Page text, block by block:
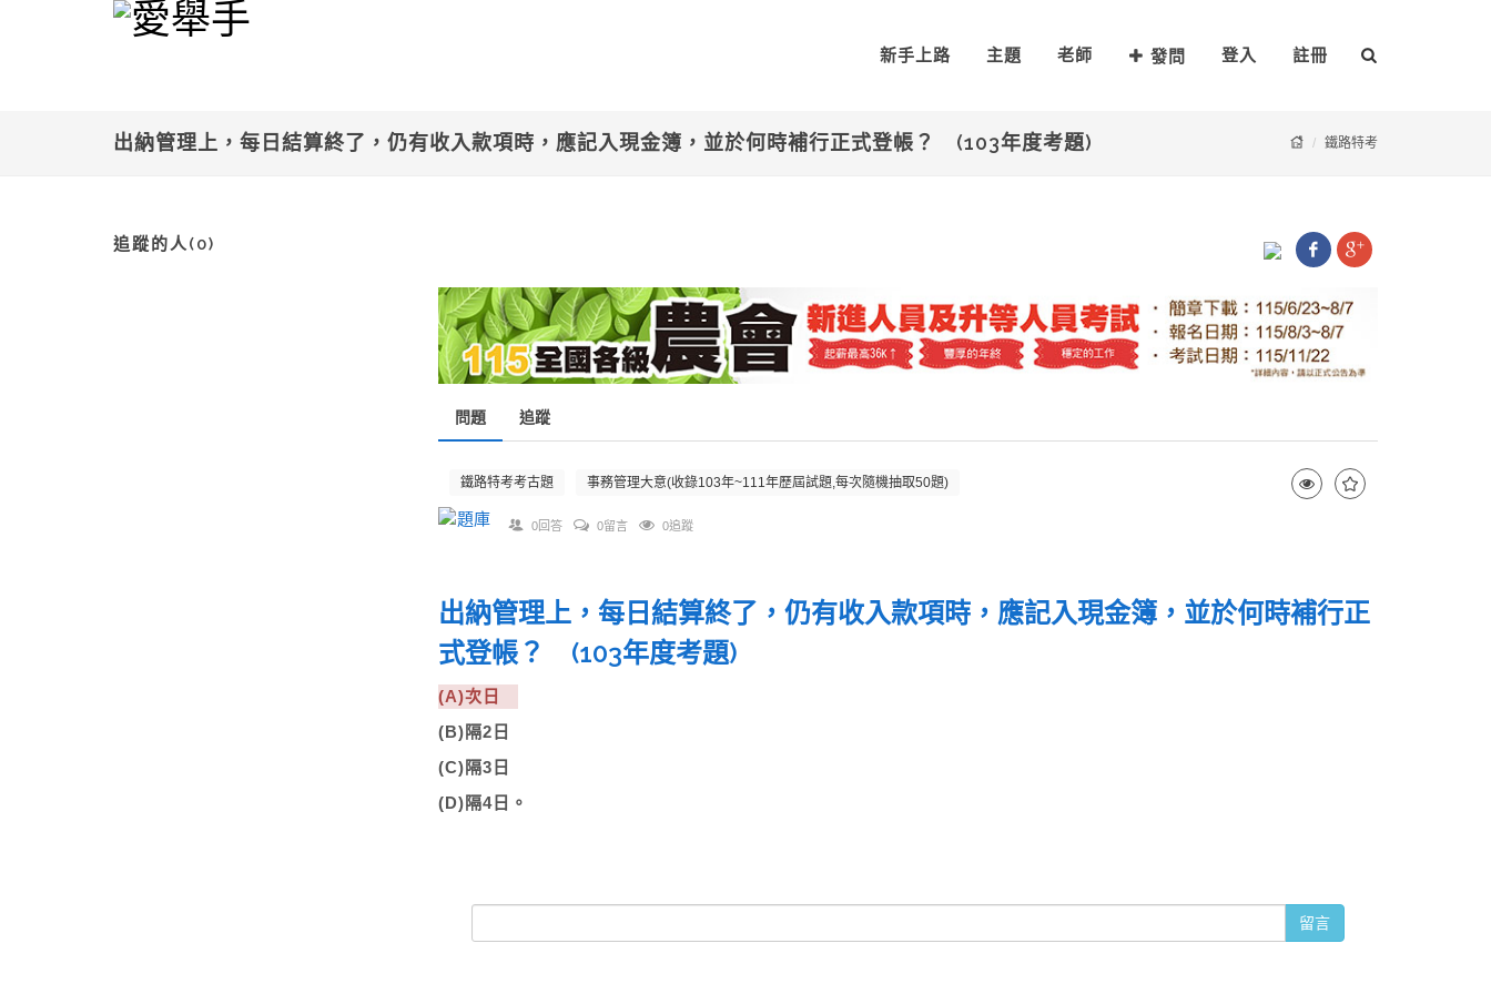
新手上路 主題 老師 發問 登入 註冊
出納管理上，每日結算終了，仍有收入款項時，應記入現金簿，並於何時補行正式登帳？ (103年度考題) 鐵路特考
追蹤的人(0)
問題 追蹤
鐵路特考考古題 事務管理大意(收錄103年~111年歷屆試題,每次隨機抽取50題)
0回答 0留言 0追蹤
出納管理上，每日結算終了，仍有收入款項時，應記入現金簿，並於何時補行正
式登帳？ (103年度考題)
(A)次日
(B)隔2日
(C)隔3日
(D)隔4日。
留言